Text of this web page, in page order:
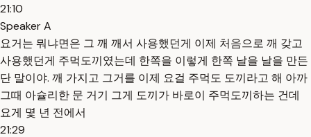
21:10
Speaker A
요거는 뭐냐면은 그 깨 깨서 사용했던게 이제 처음으로 깨 갖고
사용했던게 주먹도끼였는데 한쪽을 이렇게 한쪽 날을 날을 만든
단 말이야. 깨 가지고 그거를 이제 요걸 주먹도 도끼라고 해 아까
그때 아슐리한 문 거기 그게 도끼가 바로이 주먹도끼하는 건데
요게 몇 년 전에서
21:29